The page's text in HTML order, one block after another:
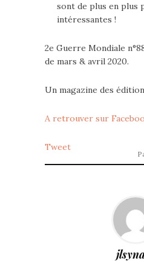
sont de plus en plus
intéressantes !
2e Guerre Mondiale
de mars & avril 2020.
Un magazine des
A retrouver sur
Tweet